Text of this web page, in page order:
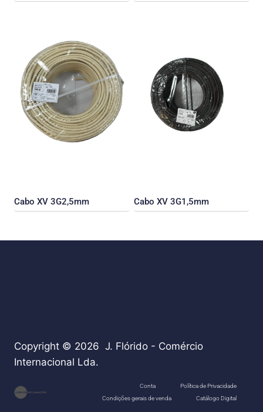
Cabo XV 3G2,5mm Cabo XV 3G1,5mm
Copyright © 2026 J. Flórido - Comércio
Internacional Lda.
Conta
Política de Privacidade
Condições gerais de venda
Catálogo Digital